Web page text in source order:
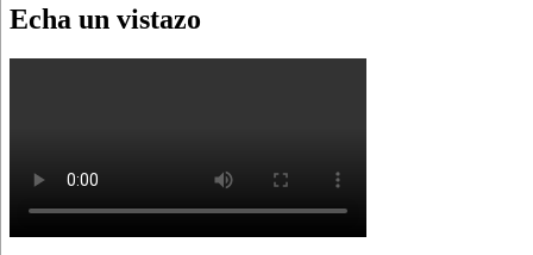
Echa un vistazo